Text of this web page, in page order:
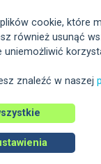
9
1 adres IPv4
Panel
cookie, które
również usunąć
znaleźć w naszej